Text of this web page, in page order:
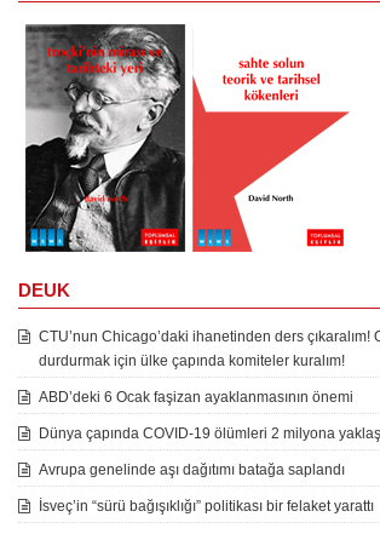
DEUK
CTU’nun Chicago’daki ihanetinden ders çıkaralım!
durdurmak için ülke çapında komiteler kuralım!
ABD’deki 6 Ocak faşizan ayaklanmasının önemi
Dünya çapında COVID-19 ölümleri 2 milyona
Avrupa genelinde aşı dağıtımı batağa saplandı
İsveç’in “sürü bağışıklığı” politikası bir felaket yarattı